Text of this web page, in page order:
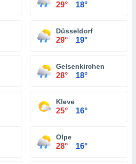
29° 18°
Düsseldorf
29° 19°
Gelsenkirchen
28° 18°
Kleve
25° 16°
Olpe
28° 16°